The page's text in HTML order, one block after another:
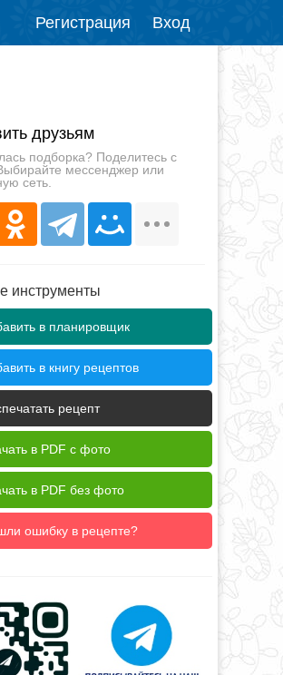
Регистрация Вход
друзьям
подборка? Поделитесь с
мессенджер или
сеть.
инструменты
в планировщик
в книгу рецептов
рецепт
в PDF с фото
в PDF без фото
ошибку в рецепте?